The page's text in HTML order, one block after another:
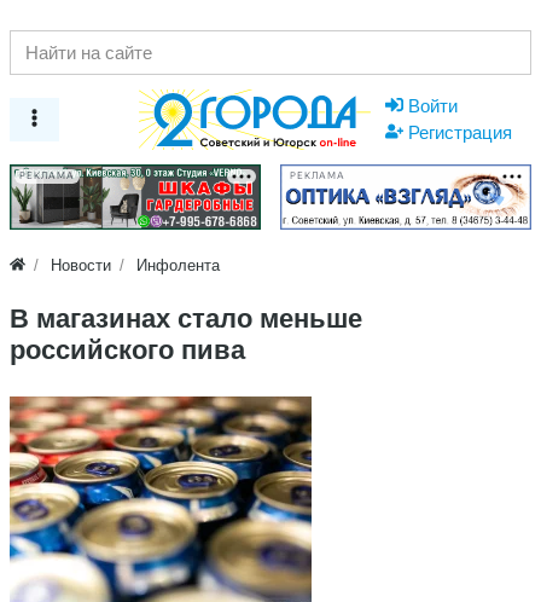
Войти
Регистрация
РЕКЛАМА РЕКЛАМА
Новости Инфолента
В магазинах стало меньше
российского пива